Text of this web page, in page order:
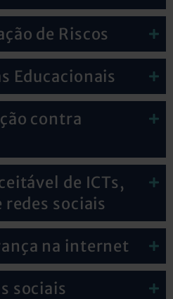
de Riscos
Educacionais
contra
de ICTs,
sociais
na internet
sociais